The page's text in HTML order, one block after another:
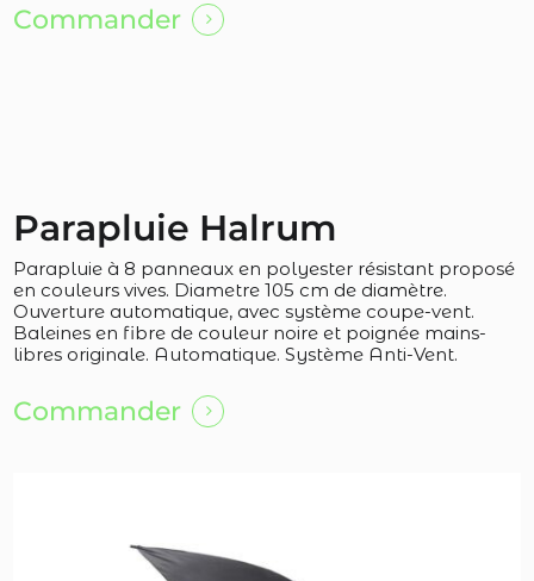
Commander
Parapluie Halrum
Parapluie à 8 panneaux en polyester résistant proposé
en couleurs vives. Diametre 105 cm de diamètre.
Ouverture automatique, avec système coupe-vent.
Baleines en fibre de couleur noire et poignée mains-
libres originale. Automatique. Système Anti-Vent.
Commander